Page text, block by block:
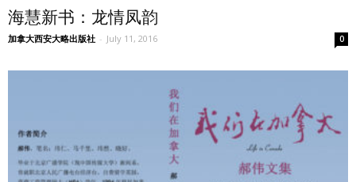
海慧新书：龙情凤韵
加拿大西安大略出版社 - July 11, 2016 0